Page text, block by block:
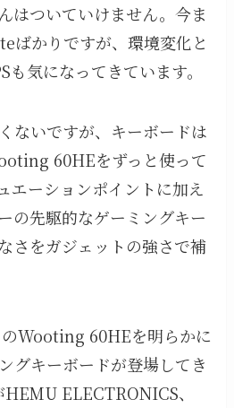
はついていけません。今ま
ばかりですが、環境変化と
も気になってきています。
ないですが、キーボードは
60HEをずっと使って
エーションポイントに加え
の先駆的なゲーミングキー
さをガジェットの強さで補
Wooting 60HEを明らかに
グキーボードが登場してき
ELECTRONICS、